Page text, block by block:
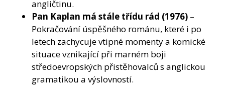
angličtinu.
Pan Kaplan má stále třídu rád (1976) –
Pokračování úspěšného románu, které i po
letech zachycuje vtipné momenty a komické
situace vznikající při marném boji
středoevropských přistěhovalců s anglickou
gramatikou a výslovností.